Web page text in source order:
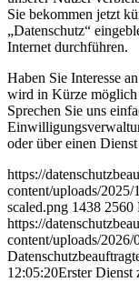
Sie bekommen jetzt
„Datenschutz“
Internet durchführen.
Haben Sie Interesse
wird in Kürze möglich
Sprechen Sie uns
oder über einen
https://
content/uploads/
scaled.png 1438 2560
https://
content/uploads/2026/
12:05:20Erster Dienst